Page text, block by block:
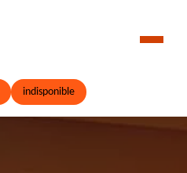
indisponible